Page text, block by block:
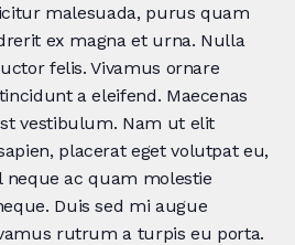
malesuada, purus quam
ex magna et urna. Nulla
felis. Vivamus ornare
a eleifend. Maecenas
vestibulum. Nam ut elit
placerat eget volutpat eu,
neque ac quam molestie
Duis sed mi augue
rutrum a turpis eu porta.